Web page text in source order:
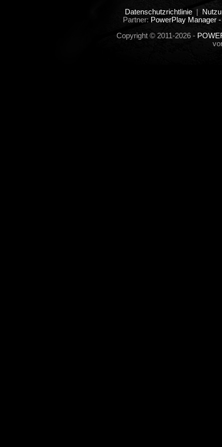
Datenschutzrichtlinie|
Partner: PowerPlay Manager
Copyright © 2011-2026 -